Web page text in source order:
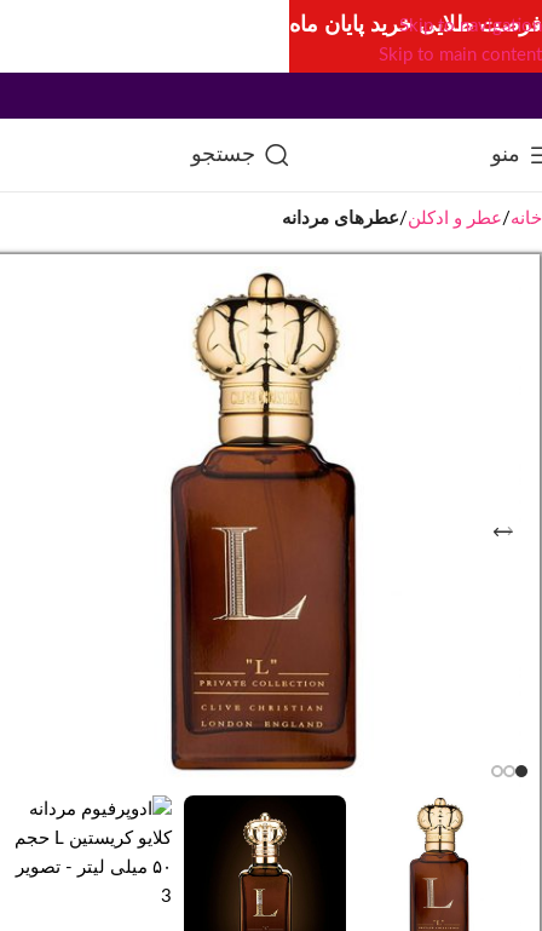
Skip to navigation
Skip to main content
منو جستجو
خانه عطر و ادکلن عطرهای مردانه
فرصت طلایی خرید پایان ماه